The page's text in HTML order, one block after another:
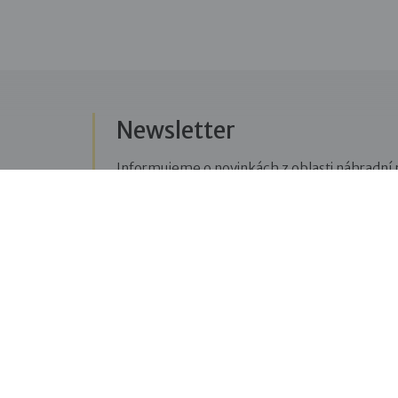
Newsletter
Informujeme o novinkách z oblasti náhradní